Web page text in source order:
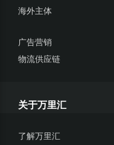
1.1.2 被推荐人使用万
1.1.3 被推荐人在电商
200 美元（或等值的其
1.3 “推广活动”
海外主体
广告营销
物流供应链
关于万里汇
了解万里汇